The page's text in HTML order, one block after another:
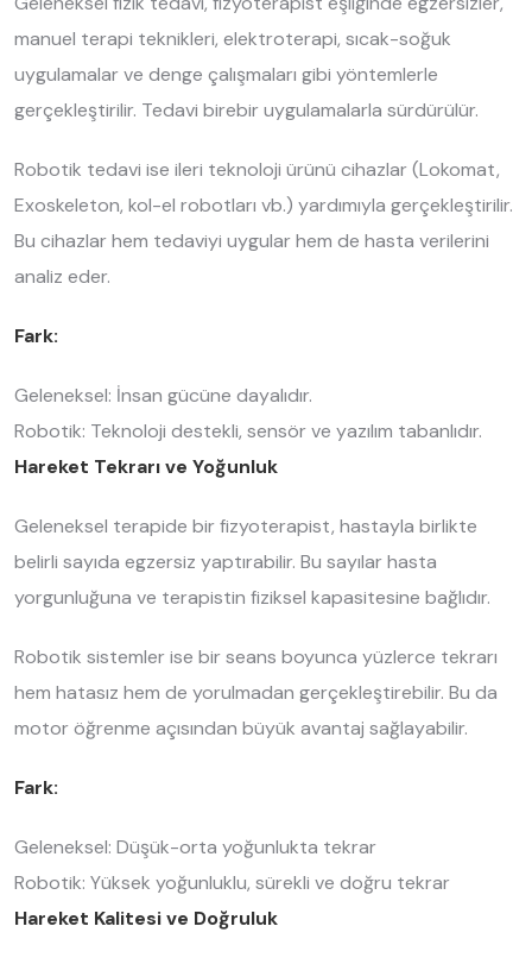
manuel terapi teknikleri, elektroterapi, sıcak-soğuk
uygulamalar ve denge çalışmaları gibi yöntemlerle
gerçekleştirilir. Tedavi birebir uygulamalarla sürdürülür.
Robotik tedavi ise ileri teknoloji ürünü cihazlar (Lokomat,
Exoskeleton, kol-el robotları vb.) yardımıyla gerçekleştirilir.
Bu cihazlar hem tedaviyi uygular hem de hasta verilerini
analiz eder.
Fark:
Geleneksel: İnsan gücüne dayalıdır.
Robotik: Teknoloji destekli, sensör ve yazılım tabanlıdır.
Hareket Tekrarı ve Yoğunluk
Geleneksel terapide bir fizyoterapist, hastayla birlikte
belirli sayıda egzersiz yaptırabilir. Bu sayılar hasta
yorgunluğuna ve terapistin fiziksel kapasitesine bağlıdır.
Robotik sistemler ise bir seans boyunca yüzlerce tekrarı
hem hatasız hem de yorulmadan gerçekleştirebilir. Bu da
motor öğrenme açısından büyük avantaj sağlayabilir.
Fark:
Geleneksel: Düşük-orta yoğunlukta tekrar
Robotik: Yüksek yoğunluklu, sürekli ve doğru tekrar
Hareket Kalitesi ve Doğruluk